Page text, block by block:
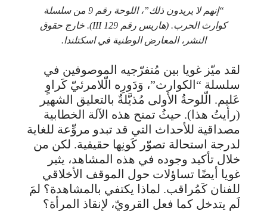
“إنهم لا يريدون ذلك”، اللوحة رقم 9 من سلسلة
كوارث الحرب. (هاريس رقم 129 III). خارج حقوق
النشر، المعارض الوطنية في اسكتلندا.
لقد ميّز غويا بين مُتفرّجيه الموصوفين في
سلسلة “الكوارث”، وَدَورِه الّلامرئيّ كَراوٍ
عَليم. الّلوحةُ الأولى مُذيَّلةٌ بالتعليق الشهير
(رأيتُ هذا). حيثُ تمنح هذه الآلة الخطابية
مصداقية للأحداث التي قد تبدو مروِّعة للغاية
لدرجة استحالة تصوّر كَونِها حقيقية. لكن من
خلال تأكيد وجوده في هذه المشاهد، يثير
غويا أيضًا تساؤلات حول الموقف الأخلاقي
للفنان كَمُراقب. لماذا يكتفي بالمشاهدة؟ لمَ
لَم يتدخل كما فعل القرويّ، لإنقاذ المرأة؟